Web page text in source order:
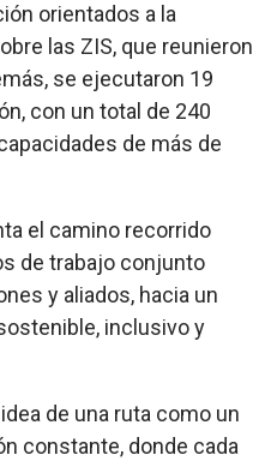
orientados a la
las ZIS, que reunieron
se ejecutaron 19
con un total de 240
de más de
el camino recorrido
de trabajo conjunto
y aliados, hacia un
inclusivo y
de una ruta como un
constante, donde cada